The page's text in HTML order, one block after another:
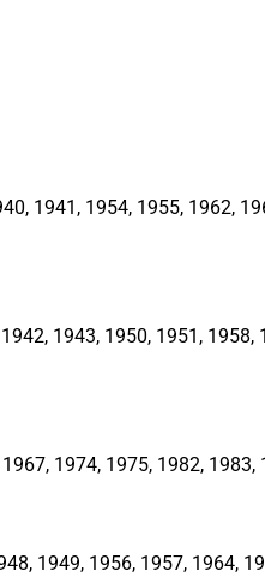
1941, 1954, 1955, 1962,
1943, 1950, 1951,
1974, 1975, 1982,
1949, 1956, 1957, 1964,